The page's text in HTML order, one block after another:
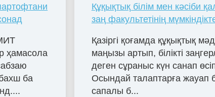
ҳамасола
ба
Құқықтық білім мен кәсіби
заң факультетінің
Қазіргі қоғамда құқықтық
маңызы артып, білікті
деген сұраныс күн санап
Осындай талаптарға жауап
сапалы б...